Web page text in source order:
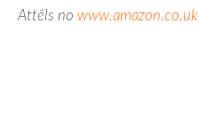
Attēls no www.amazon.co.uk